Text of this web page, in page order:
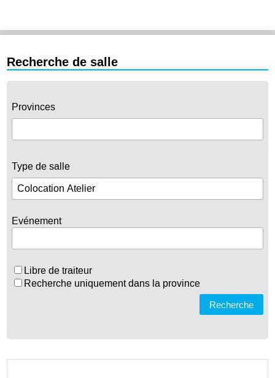
Recherche de salle
Provinces
Type de salle
Evénement
Libre de traiteur
Recherche uniquement dans la province
Recherche